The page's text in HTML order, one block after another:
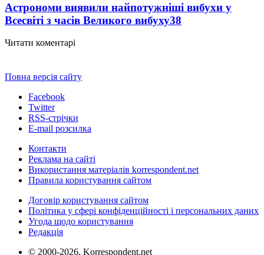
Астрономи виявили найпотужніші вибухи у
Всесвіті з часів Великого вибуху38
Читати коментарі
Повна версія сайту
Facebook
Twitter
RSS-стрічки
E-mail розсилка
Контакти
Реклама на сайті
Використання матеріалів korrespondent.net
Правила користування сайтом
Договір користування сайтом
Політика у сфері конфіденційності і персональних даних
Угода щодо користування
Редакція
© 2000-2026, Korrespondent.net